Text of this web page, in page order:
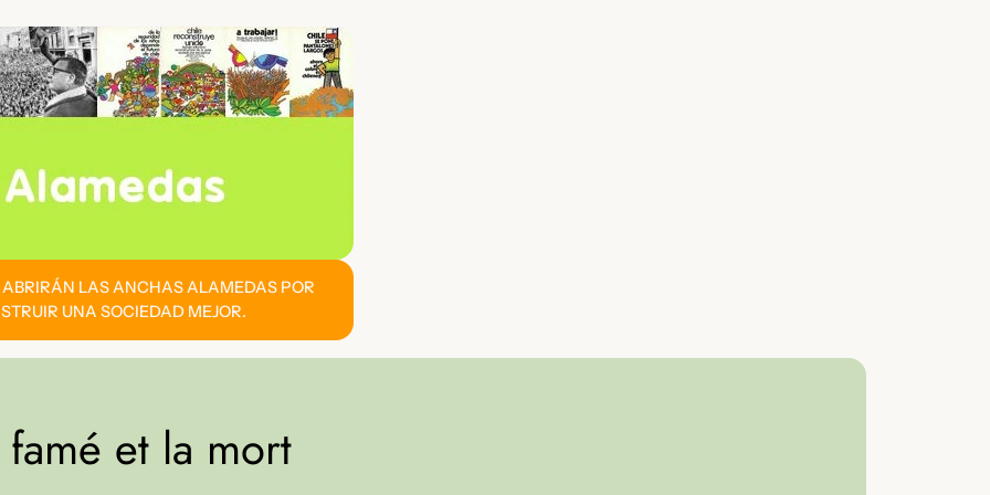
LAS ANCHAS ALAMEDAS POR
UNA SOCIEDAD MEJOR.
et la mort